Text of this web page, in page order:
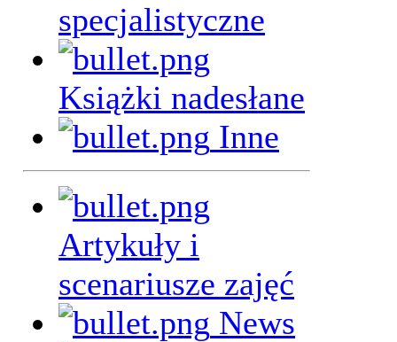
specjalistyczne
Książki nadesłane
Inne
Artykuły i
scenariusze zajęć
News